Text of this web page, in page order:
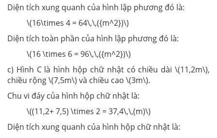
Diện tích xung quanh của hình lập phương đó là:
\(16\times 4 = 64\,\,({m^2})\)
Diện tích toàn phần của hình lập phương đó là:
\(16 \times 6 = 96\,\,({m^2})\)
c) Hình C là hình hộp chữ nhật có chiều dài \(11,2m\),
chiều rộng \(7,5m\) và chiều cao \(3m\).
Chu vi đáy của hình hộp chữ nhật là:
\((11,2+ 7,5) \times 2 = 37,4\,\,(m)\)
Diện tích xung quanh của hình hộp chữ nhật là: